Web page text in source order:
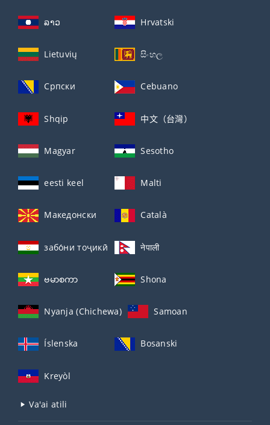
ລາວ Hrvatski
Lietuvių සිංහල
Српски Cebuano
Shqip 中文（台灣）
Magyar Sesotho
eesti keel Malti
Македонски Català
забо́ни тоҷикӣ́ नेपाली
ဗမာစကာ Shona
Nyanja (Chichewa) Samoan
Íslenska Bosanski
Kreyòl
Va'ai atili